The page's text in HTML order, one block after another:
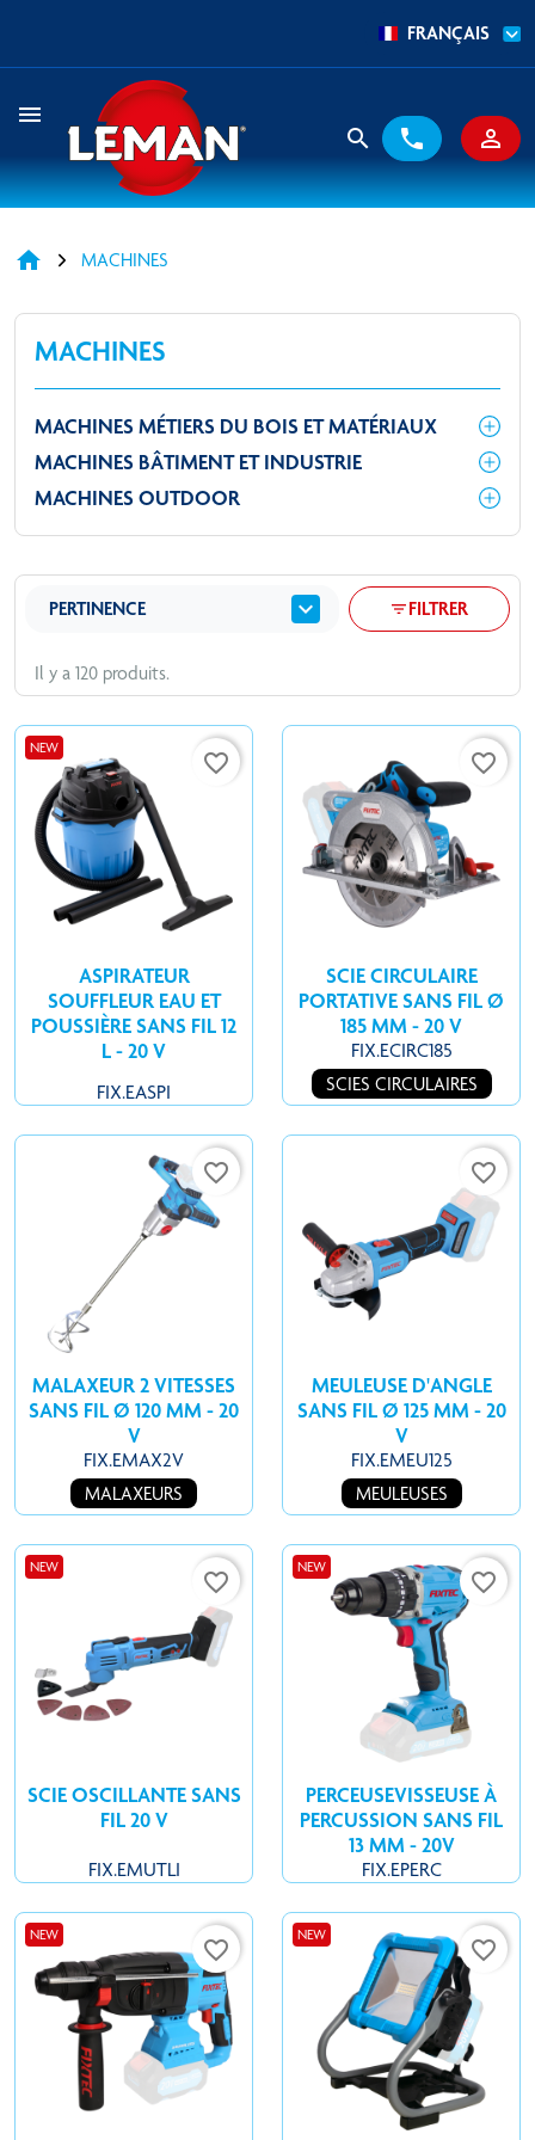
FRANÇAIS
search phone person_outline
menu
home MACHINES
MACHINES
MACHINES MÉTIERS DU BOIS ET MATÉRIAUX
MACHINES BÂTIMENT ET INDUSTRIE
MACHINES OUTDOOR
Il y a 120 produits.
PERTINENCE expand_more filter_listFILTRER
NEW
favorite_border
ASPIRATEUR
SOUFFLEUR EAU ET
POUSSIÈRE SANS FIL 12
L - 20 V
FIX.EASPI
favorite_border
SCIE CIRCULAIRE
PORTATIVE SANS FIL Ø
185 MM - 20 V
FIX.ECIRC185
SCIES CIRCULAIRES
favorite_border
MALAXEUR 2 VITESSES
SANS FIL Ø 120 MM - 20
V
FIX.EMAX2V
MALAXEURS
favorite_border
MEULEUSE D'ANGLE
SANS FIL Ø 125 MM - 20
V
FIX.EMEU125
MEULEUSES
NEW
favorite_border
SCIE OSCILLANTE SANS
FIL 20 V
FIX.EMUTLI
NEW
favorite_border
PERCEUSEVISSEUSE À
PERCUSSION SANS FIL
13 MM - 20V
FIX.EPERC
NEW
favorite_border
NEW
favorite_border